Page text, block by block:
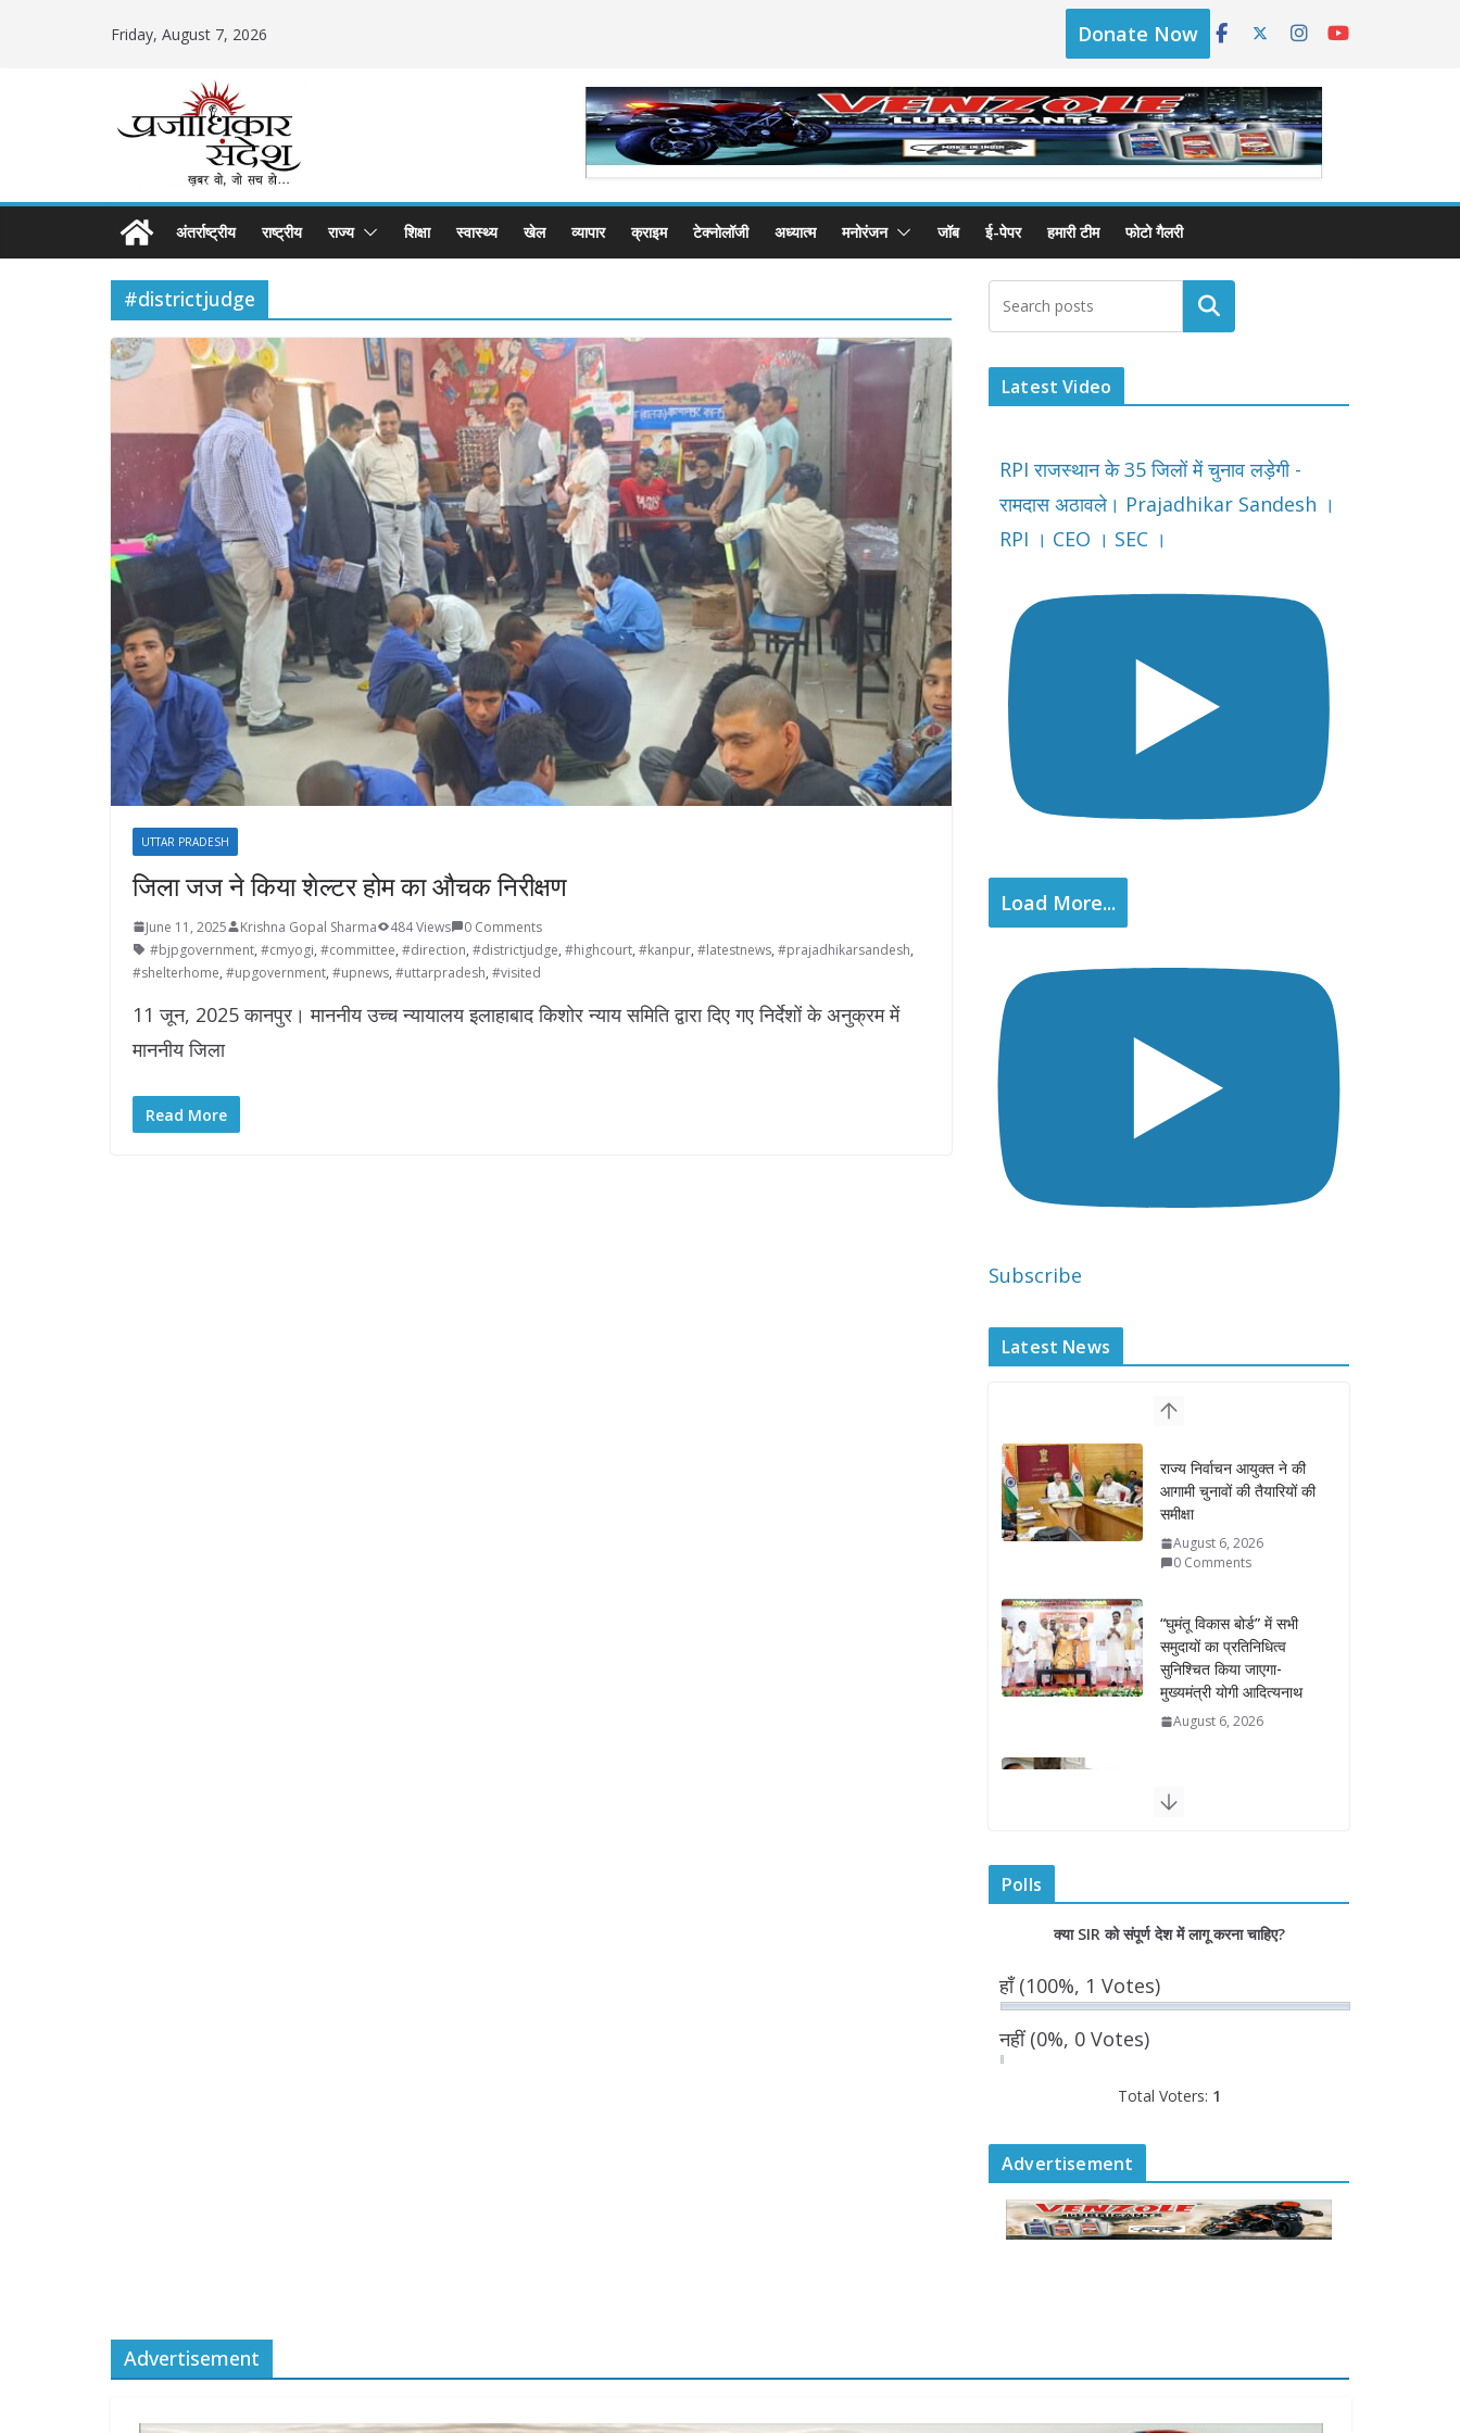
Friday, August 7, 2026 Donate Now
अंतर्राष्ट्रीय राष्ट्रीय राज्य शिक्षा स्वास्थ्य खेल व्यापार क्राइम टेक्नोलॉजी अध्यात्म मनोरंजन जॉब ई-पेपर हमारी टीम फोटो गैलरी
#districtjudge
UTTAR PRADESH
जिला जज ने किया शेल्टर होम का औचक निरीक्षण
June 11, 2025 Krishna Gopal Sharma 484 Views
0 Comments
#bjpgovernment, #cmyogi, #committee, #direction, #districtjudge, #highcourt, #kanpur, #latestnews, #prajadhikarsandesh,
#shelterhome, #upgovernment, #upnews, #uttarpradesh, #visited
11 जून, 2025 कानपुर। माननीय उच्च न्यायालय इलाहाबाद किशोर न्याय समिति द्वारा दिए गए निर्देशों के अनुक्रम में
माननीय जिला
Read More
Latest Video
RPI राजस्थान के 35 जिलों में चुनाव लड़ेगी -
रामदास अठावले। Prajadhikar Sandesh ।
RPI । CEO । SEC ।
Load More...
Subscribe
Latest News
“घुमंतू विकास बोर्ड” में सभी
समुदायों का प्रतिनिधित्व
सुनिश्चित किया जाएगा-
मुख्यमंत्री योगी आदित्यनाथ
August 6, 2026
सदन में उजागर हुआ सपा का
दलित-पिछड़ा, युवा, गरीब,
किसान, महिला विरोधी चरित्र-
सीएम योगी
August 6, 2026
उत्कृष्ट सेवाओं के लिए
“भैराना धाम आंदोलन” हुआ
समाप्त, प्रशासन और धाम में
0 Comments
आगामी चुनावों की तैयारियों की
Polls
क्या SIR को संपूर्ण देश में लागू करना चाहिए?
हाँ(100%, 1 Votes)
नहीं(0%, 0 Votes)
Total Voters: 1
Advertisement
Advertisement